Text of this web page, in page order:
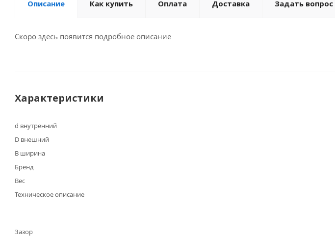
Описание Как купить Оплата Доставка Задать вопрос
Скоро здесь появится подробное описание
Характеристики
d внутренний
D внешний
B ширина
Бренд
Вес
Техническое описание
Зазор